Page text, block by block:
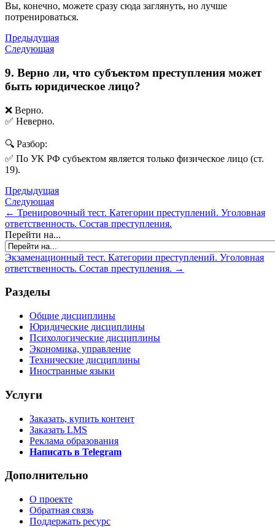
Вы, конечно, можете сразу сюда заглянуть, но лучше
потренироваться.
Предыдущая
Следующая
9. Верно ли, что субъектом преступления может
быть юридическое лицо?
❌ Верно.
✅ Неверно.
🔍 Разбор:
✅ По УК РФ субъектом является только физическое лицо (ст.
19).
Предыдущая
Следующая
← Тренировочный тест. Категории преступлений. Уголовная
ответственность. Состав преступления.
Перейти на...
Экзаменационный тест. Категории преступлений. Уголовная
ответственность. Состав преступления. →
Разделы
Общие дисциплины
Юридические дисциплины
Психологические дисциплины
Экономика, управление
Технические дисциплины
Иностранные языки
Услуги
Заказать, купить контент
Заказать LMS
Реклама образования
Написать в Telegram
Дополнительно
О проекте
Обратная связь
Поддержать ресурс